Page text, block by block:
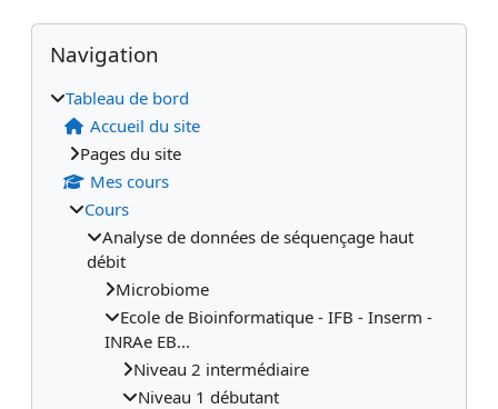
Blocs
Blocs supplémentaires
Passer Navigation
Navigation
Tableau de bord
Accueil du site
Pages du site
Mes cours
Cours
Analyse de données de séquençage haut
débit
Microbiome
Ecole de Bioinformatique - IFB - Inserm -
INRAe EB...
Niveau 2 intermédiaire
Niveau 1 débutant